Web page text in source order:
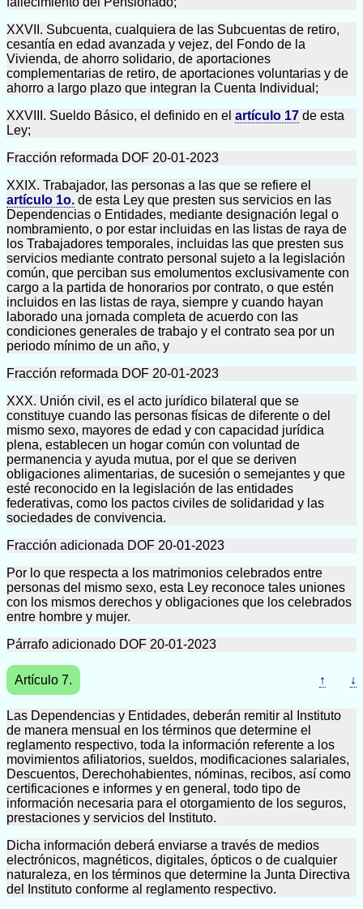
XXVII. Subcuenta, cualquiera de las Subcuentas de retiro,
cesantía en edad avanzada y vejez, del Fondo de la
Vivienda, de ahorro solidario, de aportaciones
complementarias de retiro, de aportaciones voluntarias y de
ahorro a largo plazo que integran la Cuenta Individual;
XXVIII. Sueldo Básico, el definido en el artículo 17 de esta
Ley;
Fracción reformada DOF 20-01-2023
XXIX. Trabajador, las personas a las que se refiere el
artículo 1o. de esta Ley que presten sus servicios en las
Dependencias o Entidades, mediante designación legal o
nombramiento, o por estar incluidas en las listas de raya de
los Trabajadores temporales, incluidas las que presten sus
servicios mediante contrato personal sujeto a la legislación
común, que perciban sus emolumentos exclusivamente con
cargo a la partida de honorarios por contrato, o que estén
incluidos en las listas de raya, siempre y cuando hayan
laborado una jornada completa de acuerdo con las
condiciones generales de trabajo y el contrato sea por un
periodo mínimo de un año, y
Fracción reformada DOF 20-01-2023
XXX. Unión civil, es el acto jurídico bilateral que se
constituye cuando las personas físicas de diferente o del
mismo sexo, mayores de edad y con capacidad jurídica
plena, establecen un hogar común con voluntad de
permanencia y ayuda mutua, por el que se deriven
obligaciones alimentarias, de sucesión o semejantes y que
esté reconocido en la legislación de las entidades
federativas, como los pactos civiles de solidaridad y las
sociedades de convivencia.
Fracción adicionada DOF 20-01-2023
Por lo que respecta a los matrimonios celebrados entre
personas del mismo sexo, esta Ley reconoce tales uniones
con los mismos derechos y obligaciones que los celebrados
entre hombre y mujer.
Párrafo adicionado DOF 20-01-2023
Artículo 7. ↑ ↓
Las Dependencias y Entidades, deberán remitir al Instituto
de manera mensual en los términos que determine el
reglamento respectivo, toda la información referente a los
movimientos afiliatorios, sueldos, modificaciones salariales,
Descuentos, Derechohabientes, nóminas, recibos, así como
certificaciones e informes y en general, todo tipo de
información necesaria para el otorgamiento de los seguros,
prestaciones y servicios del Instituto.
Dicha información deberá enviarse a través de medios
electrónicos, magnéticos, digitales, ópticos o de cualquier
naturaleza, en los términos que determine la Junta Directiva
del Instituto conforme al reglamento respectivo.